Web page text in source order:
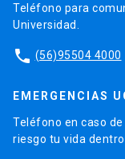
Teléfono para
Universidad.
phone (56)95504 4000
EMERGENCIAS
Teléfono en caso
riesgo tu vida